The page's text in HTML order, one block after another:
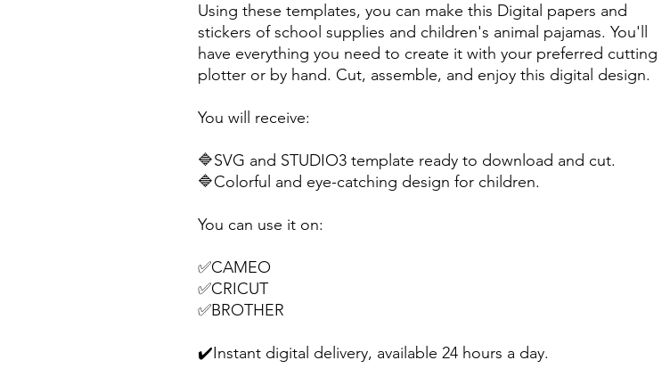
Using these templates, you can make this Digital papers and
stickers of school supplies and children's animal pajamas. You'll
have everything you need to create it with your preferred cutting
plotter or by hand. Cut, assemble, and enjoy this digital design.
You will receive:
🔷SVG and STUDIO3 template ready to download and cut.
🔷Colorful and eye-catching design for children.
You can use it on:
✅CAMEO
✅CRICUT
✅BROTHER
✔️Instant digital delivery, available 24 hours a day.